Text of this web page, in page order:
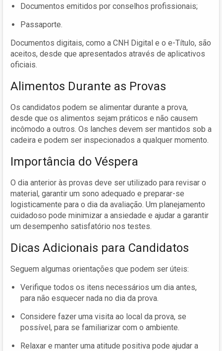
Documentos emitidos por conselhos profissionais;
Passaporte.
Documentos digitais, como a CNH Digital e o e-Título, são
aceitos, desde que apresentados através de aplicativos
oficiais.
Alimentos Durante as Provas
Os candidatos podem se alimentar durante a prova,
desde que os alimentos sejam práticos e não causem
incômodo a outros. Os lanches devem ser mantidos sob a
cadeira e podem ser inspecionados a qualquer momento.
Importância do Véspera
O dia anterior às provas deve ser utilizado para revisar o
material, garantir um sono adequado e preparar-se
logisticamente para o dia da avaliação. Um planejamento
cuidadoso pode minimizar a ansiedade e ajudar a garantir
um desempenho satisfatório nos testes.
Dicas Adicionais para Candidatos
Seguem algumas orientações que podem ser úteis:
Verifique todos os itens necessários um dia antes,
para não esquecer nada no dia da prova.
Considere fazer uma visita ao local da prova, se
possível, para se familiarizar com o ambiente.
Relaxar e manter uma atitude positiva pode ajudar a